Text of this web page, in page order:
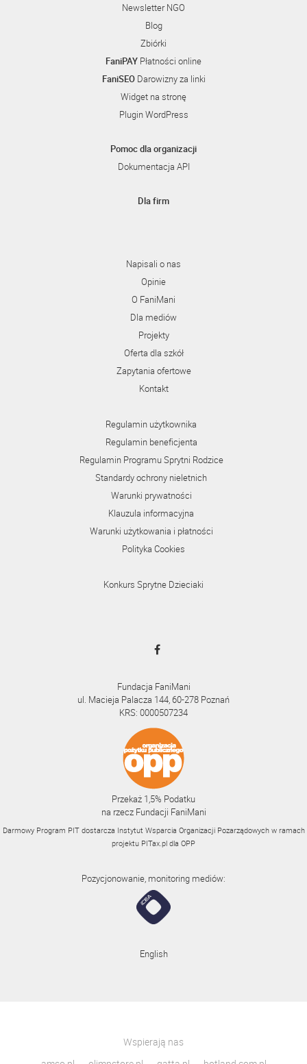
Newsletter NGO
Blog
Zbiórki
FaniPAY Płatności online
FaniSEODarowizny za linki
Widget na stronę
Plugin WordPress
Pomoc dla organizacji
Dokumentacja API
Dla firm
Napisali o nas
Opinie
O FaniMani
Dla mediów
Projekty
Oferta dla szkół
Zapytania ofertowe
Kontakt
Regulamin użytkownika
Regulamin beneficjenta
Regulamin Programu Sprytni Rodzice
Standardy ochrony nieletnich
Warunki prywatności
Klauzula informacyjna
Warunki użytkowania i płatności
Polityka Cookies
Konkurs Sprytne Dzieciaki
Fundacja FaniMani
ul. Macieja Palacza 144, 60-278 Poznań
KRS: 0000507234
Przekaż 1,5% Podatku
na rzecz Fundacji FaniMani
Darmowy Program PIT dostarcza Instytut Wsparcia Organizacji Pozarządowych w ramach
projektu PITax.pl dla OPP
Pozycjonowanie, monitoring mediów:
English
Wspierają nas